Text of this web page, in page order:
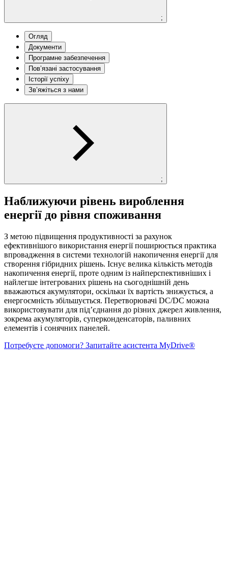
;
Огляд
Документи
Програмне забезпечення
Пов’язані застосування
Історії успіху
Зв’яжіться з нами
;
Наближуючи рівень вироблення
енергії до рівня споживання
З метою підвищення продуктивності за рахунок
ефективнішого використання енергії поширюється практика
впровадження в системи технологій накопичення енергії для
створення гібридних рішень. Існує велика кількість методів
накопичення енергії, проте одним із найперспективніших і
найлегше інтегрованих рішень на сьогоднішній день
вважаються акумулятори, оскільки їх вартість знижується, а
енергоємність збільшується. Перетворювачі DC/DC можна
використовувати для під’єднання до різних джерел живлення,
зокрема акумуляторів, суперконденсаторів, паливних
елементів і сонячних панелей.
Потребуєте допомоги? Запитайте асистента MyDrive®